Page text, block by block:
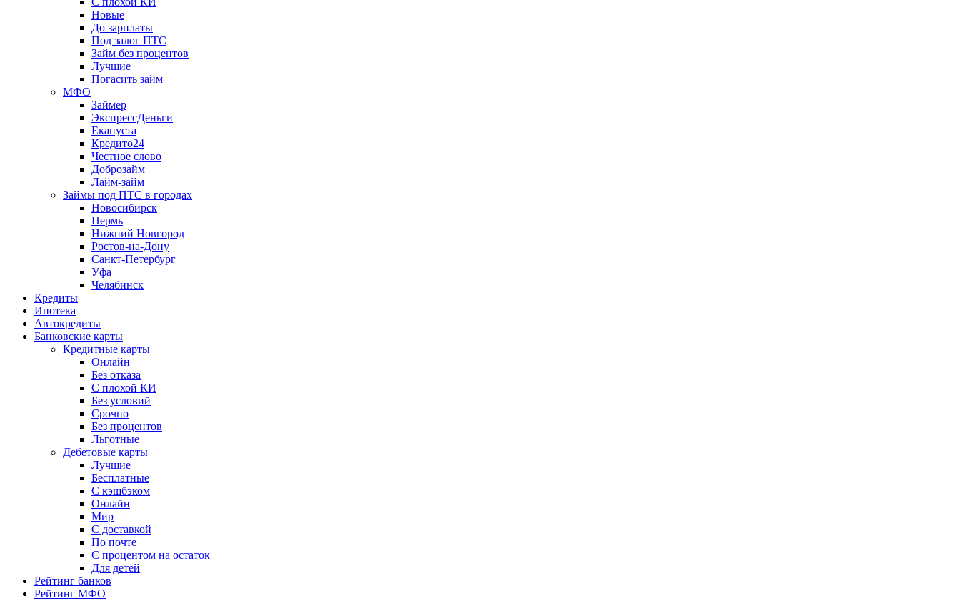
Новые
До зарплаты
Под залог ПТС
Займ без процентов
Лучшие
Погасить займ
МФО
Займер
ЭкспрессДеньги
Екапуста
Кредито24
Честное слово
Доброзайм
Лайм-займ
Займы под ПТС в городах
Новосибирск
Пермь
Нижний Новгород
Ростов-на-Дону
Санкт-Петербург
Уфа
Челябинск
Кредиты
Ипотека
Автокредиты
Банковские карты
Кредитные карты
Онлайн
Без отказа
С плохой КИ
Без условий
Срочно
Без процентов
Льготные
Дебетовые карты
Лучшие
Бесплатные
С кэшбэком
Онлайн
Мир
С доставкой
По почте
С процентом на остаток
Для детей
Рейтинг банков
Рейтинг МФО